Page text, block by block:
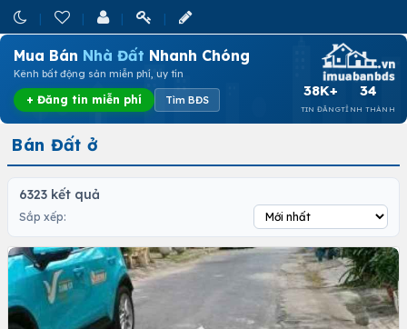
Mua Bán Nhà Đất Nhanh Chóng
Kênh bất động sản miễn phí, uy tín
+ Đăng tin miễn phí Tìm BĐS
38K+
TIN ĐĂNG
34
TỈNH THÀNH
Bán Đất ở
6323 kết quả
Sắp xếp: